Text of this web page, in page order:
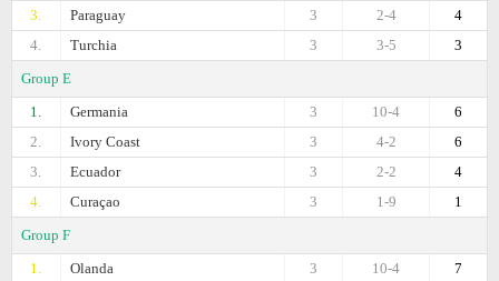
3.
Paraguay 4
2-4
3
4.
Turchia 3
3-5
3
Group E
1.
Germania 6
10-4
3
2.
Ivory Coast 6
4-2
3
3.
Ecuador 4
2-2
3
4.
Curaçao 1
1-9
3
Group F
1.
Olanda 7
10-4
3